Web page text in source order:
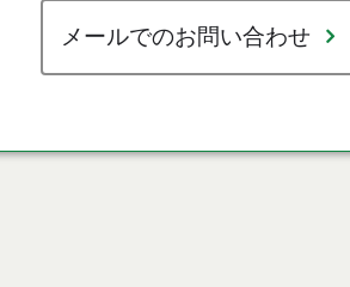
メールでのお問い合わせ